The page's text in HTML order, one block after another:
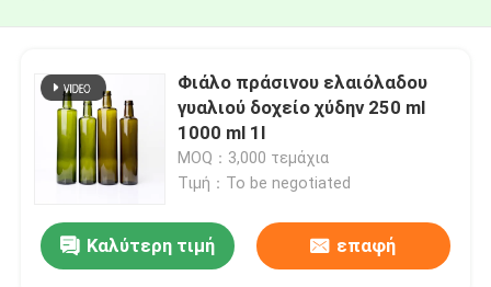
Φιάλο πράσινου ελαιόλαδου
γυαλιού δοχείο χύδην 250 ml
1000 ml 1l
MOQ：3,000 τεμάχια
Τιμή：To be negotiated
Καλύτερη τιμή επαφή